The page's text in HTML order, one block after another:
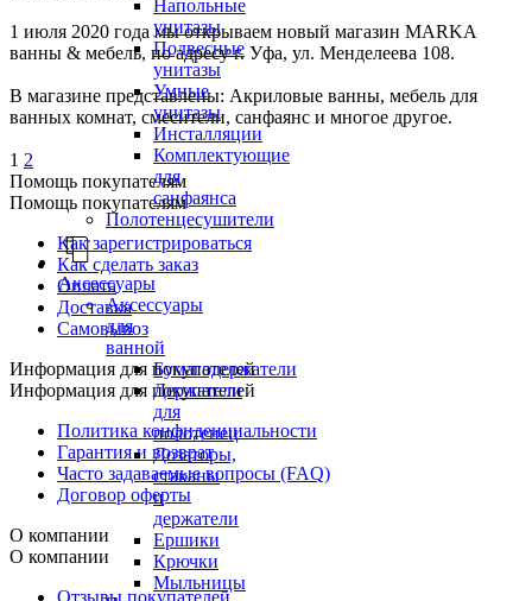
Напольные
унитазы
Подвесные
унитазы
Умные
унитазы
Инсталляции
Комплектующие
для
санфаянса
Полотенцесушители
Аксессуары
Аксессуары
для
ванной
Бумагодержатели
Держатели
для
полотенец
Дозаторы,
стаканы
и
держатели
Ершики
Крючки
Мыльницы
1 июля 2020 года мы открываем новый магазин MARKA
ванны & мебель, по адресу г. Уфа, ул. Менделеева 108.
В магазине представлены: Акриловые ванны, мебель для
ванных комнат, смесители, санфаянс и многое другое.
1 2
Помощь покупателям
Помощь покупателям
Как зарегистрироваться
Как сделать заказ
Оплата
Доставка
Самовывоз
Информация для покупателей
Информация для покупателей
Политика конфиденциальности
Гарантия и возврат
Часто задаваемые вопросы (FAQ)
Договор оферты
О компании
О компании
Отзывы покупателей